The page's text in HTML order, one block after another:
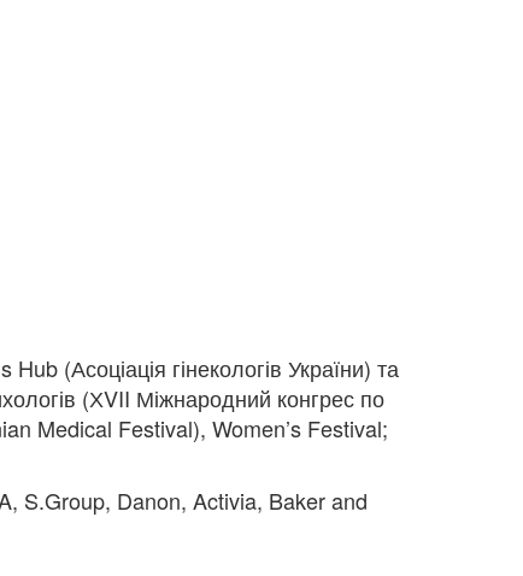
(Асоціація гінекологів України) та
(ХVII Міжнародний конгрес по
Medical Festival), Women’s Festival;
S.Group, Danon, Activia, Baker and